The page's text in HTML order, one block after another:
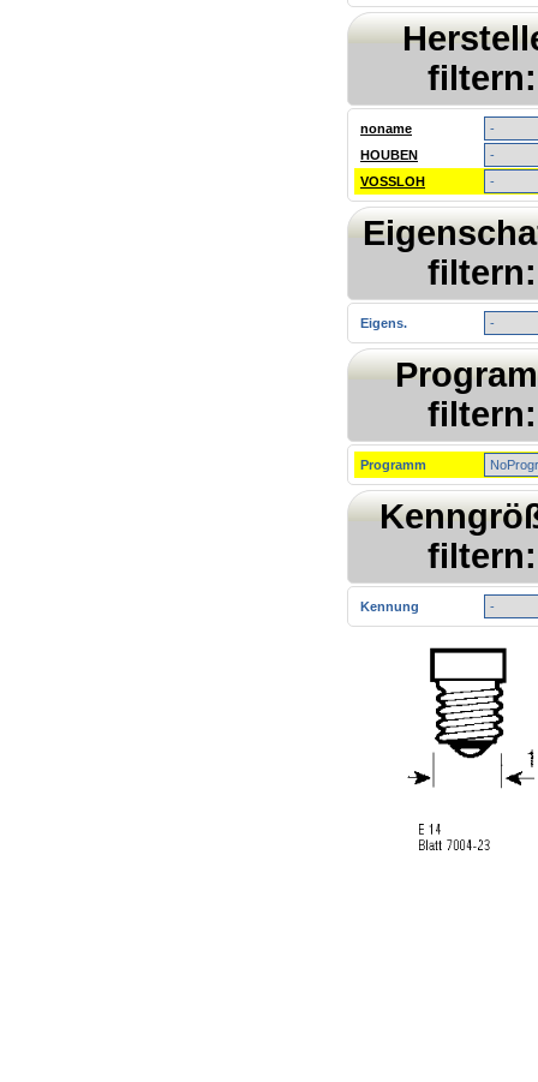
filtern:
noname
HOUBEN
VOSSLOH
filtern:
Eigens.
filtern:
Programm
filtern:
Kennung